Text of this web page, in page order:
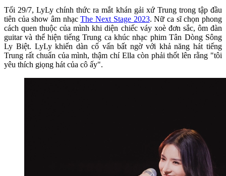
Tối 29/7, LyLy chính thức ra mắt khán gải xứ Trung trong tập đầu
tiên của show âm nhạcThe Next Stage 2023. Nữ ca sĩ chọn phong
cách quen thuộc của mình khi diện chiếc váy xoè đơn sắc, ôm đàn
guitar và thể hiện tiếng Trung ca khúc nhạc phim Tân Dòng Sông
Ly Biệt. LyLy khiến dàn cố vấn bất ngờ với khả năng hát tiếng
Trung rất chuẩn của mình, thậm chí Ella còn phải thốt lên rằng "tôi
yêu thích giọng hát của cô ấy".